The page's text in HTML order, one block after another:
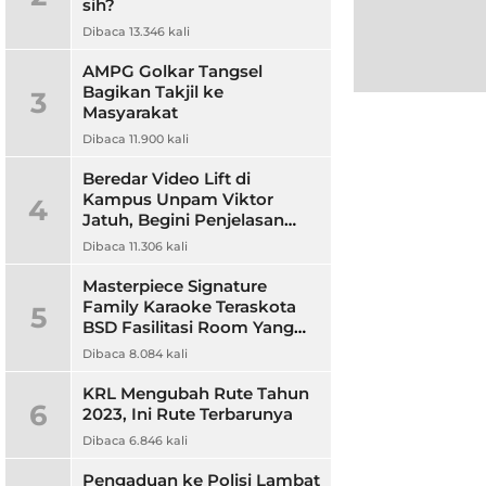
sih?
Dibaca 13.346 kali
3
AMPG Golkar Tangsel
Bagikan Takjil ke
Masyarakat
Dibaca 11.900 kali
4
Beredar Video Lift di
Kampus Unpam Viktor
Jatuh, Begini Penjelasan
Rektor Unpam
Dibaca 11.306 kali
5
Masterpiece Signature
Family Karaoke Teraskota
BSD Fasilitasi Room Yang
Nyaman dan Harga
Dibaca 8.084 kali
6
KRL Mengubah Rute Tahun
2023, Ini Rute Terbarunya
Dibaca 6.846 kali
Pengaduan ke Polisi Lambat